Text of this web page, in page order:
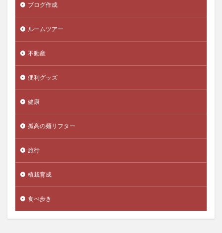
ブログ作成
ルームツアー
不動産
便利グッズ
健康
孤高の麺リフター
旅行
植栽育成
食べ歩き